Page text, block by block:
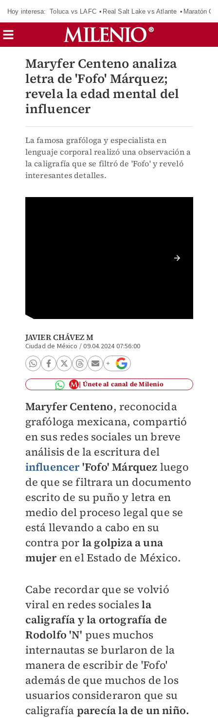
Hoy interesa: Toluca vs LAFC Real Salt Lake vs Atlante Maratón
Maryfer Centeno analiza
letra de 'Fofo' Márquez;
revela la edad mental del
influencer
La famosa grafóloga y especialista en
lenguaje corporal realizó una observación a
la caligrafía que se filtró de 'Fofo' y reveló
interesantes detalles.
JAVIER CHÁVEZ M
Ciudad de México /09.04.2024 07:56:00
Únete al canal de Milenio
Maryfer Centeno, reconocida
grafóloga mexicana, compartió
en sus redes sociales un breve
análisis de la escritura del
influencer'Fofo' Márquez luego
de que se filtrara un documento
escrito de su puño y letra en
medio del proceso legal que se
está llevando a cabo en su
contra por la golpiza a una
mujeren el Estado de México.
Cabe recordar que se volvió
viral en redes socialesla
caligrafía y la ortografía de
Rodolfo 'N' pues muchos
internautas se burlaron de la
manera de escribir de 'Fofo'
además de que muchos de los
usuarios consideraron que su
caligrafía parecía la de un niño.